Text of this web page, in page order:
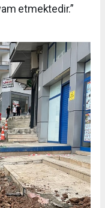
etmektedir.”